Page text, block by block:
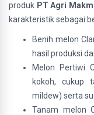
produk PT Agri
karakteristik sebagai
Benih melon
hasil produksi
Melon Pertiwi
kokoh, cukup
mildew) serta
Tanam melon